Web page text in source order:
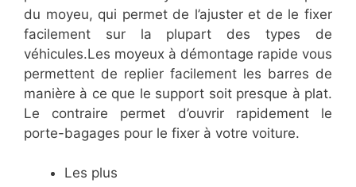
du moyeu, qui permet de l’ajuster et de le fixer
facilement sur la plupart des types de
véhicules.Les moyeux à démontage rapide vous
permettent de replier facilement les barres de
manière à ce que le support soit presque à plat.
Le contraire permet d’ouvrir rapidement le
porte-bagages pour le fixer à votre voiture.
Les plus